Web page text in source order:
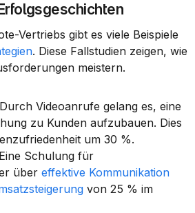
Vertriebs gibt es viele Beispiele
. Diese Fallstudien zeigen, wie
meistern.
Videoanrufe gelang es, eine
zu Kunden aufzubauen. Dies
um 30 %.
Schulung für
über effektive Kommunikation
von 25 % im